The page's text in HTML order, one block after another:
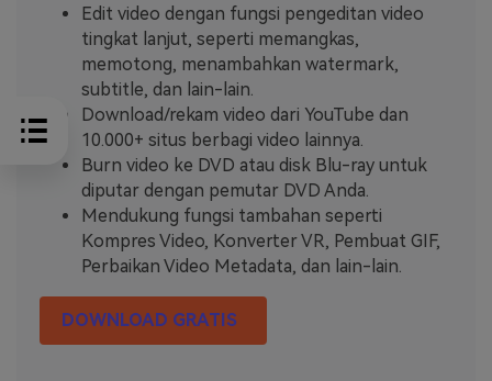
Edit video dengan fungsi pengeditan video
tingkat lanjut, seperti memangkas,
memotong, menambahkan watermark,
subtitle, dan lain-lain.
Download/rekam video dari YouTube dan
10.000+ situs berbagi video lainnya.
Burn video ke DVD atau disk Blu-ray untuk
diputar dengan pemutar DVD Anda.
Mendukung fungsi tambahan seperti
Kompres Video, Konverter VR, Pembuat GIF,
Perbaikan Video Metadata, dan lain-lain.
DOWNLOAD GRATIS